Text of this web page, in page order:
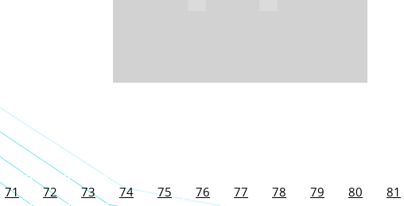
71 72 73 74 75 76 77 78 79 80 81